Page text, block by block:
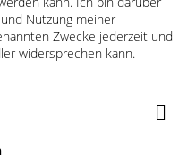
Nutzung meiner
Zwecke jederzeit und
widersprechen kann.